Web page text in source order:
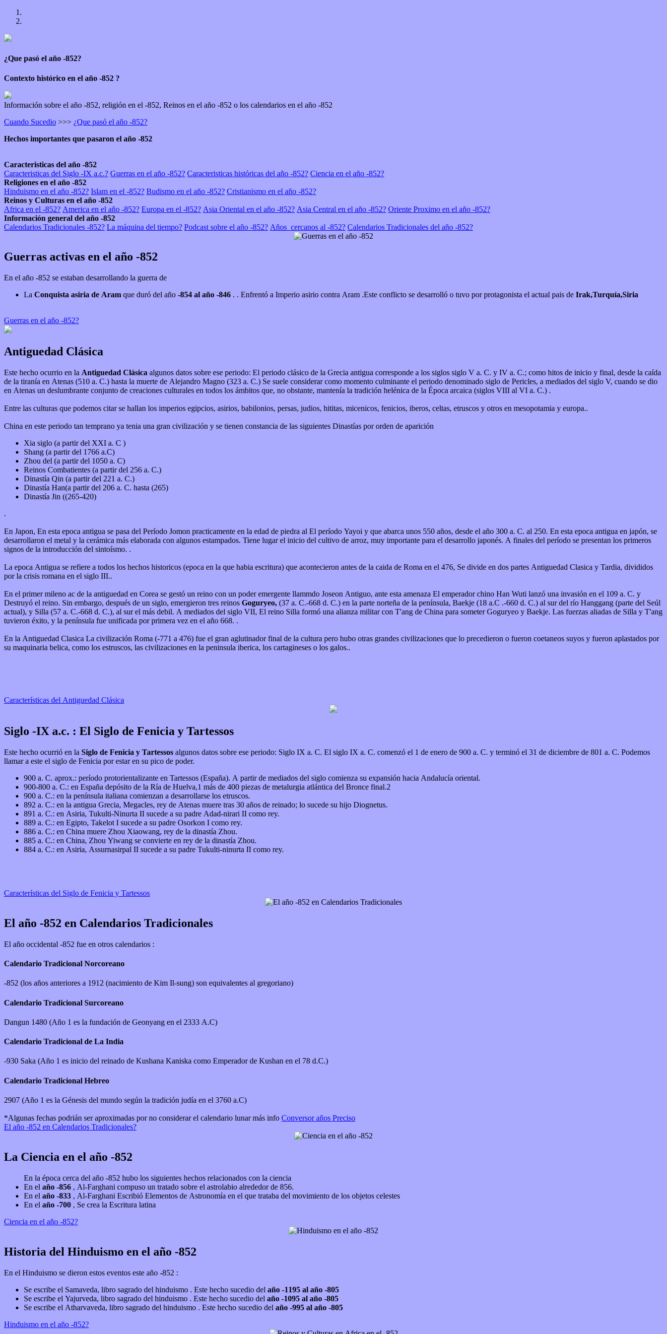
¿Que pasó el año -852?
Contexto histórico en el año -852 ?
Información sobre el año -852, religión en el -852, Reinos en el año -852 o los calendarios en el año -852
Cuando Sucedio >>> ¿Que pasó el año -852?
Hechos importantes que pasaron el año -852
Caracteristicas del año -852
Caracteristicas del Siglo -IX a.c.? Guerras en el año -852? Caracteristicas históricas del año -852? Ciencia en el año -852?
Religiones en el año -852
Hinduismo en el año -852? Islam en el -852? Budismo en el año -852? Cristianismo en el año -852?
Reinos y Culturas en el año -852
Africa en el -852? America en el año -852? Europa en el -852? Asia Oriental en el año -852? Asia Central en el año -852? Oriente Proximo en el año -852?
Información general del año -852
Calendarios Tradicionales -852? La máquina del tiempo? Podcast sobre el año -852? Años_cercanos al -852? Calendarios Tradicionales del año -852?
Guerras activas en el año -852
En el año -852 se estaban desarrollando la guerra de
La Conquista asiria de Aram que duró del año -854 al año -846 . . Enfrentó a Imperio asirio contra Aram .Este conflicto se desarrolló o tuvo por protagonista el actual pais de Irak,Turquía,Siria
Guerras en el año -852?
Antiguedad Clásica
Este hecho ocurrio en la Antiguedad Clásica algunos datos sobre ese periodo: El periodo clásico de la Grecia antigua corresponde a los siglos siglo V a. C. y IV a. C.; como hitos de inicio y final, desde la caída
de la tiranía en Atenas (510 a. C.) hasta la muerte de Alejandro Magno (323 a. C.) Se suele considerar como momento culminante el periodo denominado siglo de Pericles, a mediados del siglo V, cuando se dio
en Atenas un deslumbrante conjunto de creaciones culturales en todos los ámbitos que, no obstante, mantenía la tradición helénica de la Época arcaica (siglos VIII al VI a. C.) .
Entre las culturas que podemos citar se hallan los imperios egipcios, asirios, babilonios, persas, judios, hititas, micenicos, fenicios, iberos, celtas, etruscos y otros en mesopotamia y europa..
China en este periodo tan temprano ya tenia una gran civilización y se tienen constancia de las siguientes Dinastías por orden de aparición
Xia siglo (a partir del XXI a. C )
Shang (a partir del 1766 a.C)
Zhou del (a partir del 1050 a. C)
Reinos Combatientes (a partir del 256 a. C.)
Dinastía Qin (a partir del 221 a. C.)
Dinastía Han(a partir del 206 a. C. hasta (265)
Dinastía Jin ((265-420)
.
En Japon, En esta epoca antigua se pasa del Período Jomon practicamente en la edad de piedra al El período Yayoi y que abarca unos 550 años, desde el año 300 a. C. al 250. En esta epoca antigua en japón, se
desarrollaron el metal y la cerámica más elaborada con algunos estampados. Tiene lugar el inicio del cultivo de arroz, muy importante para el desarrollo japonés. A finales del período se presentan los primeros
signos de la introducción del sintoísmo. .
La epoca Antigua se refiere a todos los hechos historicos (epoca en la que habia escritura) que acontecieron antes de la caida de Roma en el 476, Se divide en dos partes Antiguedad Clasica y Tardia, divididos
por la crisis romana en el siglo III..
En el primer mileno ac de la antiguedad en Corea se gestó un reino con un poder emergente llammdo Joseon Antiguo, ante esta amenaza El emperador chino Han Wuti lanzó una invasión en el 109 a. C. y
Destruyó el reino. Sin embargo, después de un siglo, emergieron tres reinos Goguryeo, (37 a. C.-668 d. C.) en la parte norteña de la península, Baekje (18 a.C .-660 d. C.) al sur del río Hanggang (parte del Seúl
actual), y Silla (57 a. C.-668 d. C.), al sur el más debil. A mediados del siglo VII, El reino Silla formó una alianza militar con T'ang de China para someter Goguryeo y Baekje. Las fuerzas aliadas de Silla y T'ang
tuvieron éxito, y la península fue unificada por primera vez en el año 668. .
En la Antiguedad Clasica La civilización Roma (-771 a 476) fue el gran aglutinador final de la cultura pero hubo otras grandes civilizaciones que lo precedieron o fueron coetaneos suyos y fueron aplastados por
su maquinaria belica, como los estruscos, las civilizaciones en la peninsula iberica, los cartagineses o los galos..
Características del Antiguedad Clásica
Siglo -IX a.c. : El Siglo de Fenicia y Tartessos
Este hecho ocurrió en la Siglo de Fenicia y Tartessos algunos datos sobre ese periodo: Siglo IX a. C. El siglo IX a. C. comenzó el 1 de enero de 900 a. C. y terminó el 31 de diciembre de 801 a. C. Podemos
llamar a este el siglo de Fenicia por estar en su pico de poder.
900 a. C. aprox.: período protorientalizante en Tartessos (España). A partir de mediados del siglo comienza su expansión hacia Andalucía oriental.
900-800 a. C.: en España depósito de la Ría de Huelva,1​ más de 400 piezas de metalurgia atlántica del Bronce final.2​
900 a. C.: en la península italiana comienzan a desarrollarse los etruscos.
892 a. C.: en la antigua Grecia, Megacles, rey de Atenas muere tras 30 años de reinado; lo sucede su hijo Diognetus.
891 a. C.: en Asiria, Tukulti-Ninurta II sucede a su padre Adad-nirari II como rey.
889 a. C.: en Egipto, Takelot I sucede a su padre Osorkon I como rey.
886 a. C.: en China muere Zhou Xiaowang, rey de la dinastía Zhou.
885 a. C.: en China, Zhou Yiwang se convierte en rey de la dinastía Zhou.
884 a. C.: en Asiria, Assurnasirpal II sucede a su padre Tukulti-ninurta II como rey.
Características del Siglo de Fenicia y Tartessos
El año -852 en Calendarios Tradicionales
El año occidental -852 fue en otros calendarios :
Calendario Tradicional Norcoreano
-852 (los años anteriores a 1912 (nacimiento de Kim Il-sung) son equivalentes al gregoriano)
Calendario Tradicional Surcoreano
Dangun 1480 (Año 1 es la fundación de Geonyang en el 2333 A.C)
Calendario Tradicional de La India
-930 Saka (Año 1 es inicio del reinado de Kushana Kaniska como Emperador de Kushan en el 78 d.C.)
Calendario Tradicional Hebreo
2907 (Año 1 es la Génesis del mundo según la tradición judía en el 3760 a.C)
*Algunas fechas podrián ser aproximadas por no considerar el calendario lunar más info Conversor años Preciso
El año -852 en Calendarios Tradicionales?
La Ciencia en el año -852
En la época cerca del año -852 hubo los siguientes hechos relacionados con la ciencia
En el año -856
, Al-Farghani compuso un tratado sobre el astrolabio alrededor de 856.
En el año -833
, Al-Farghani Escribió Elementos de Astronomía en el que trataba del movimiento de los objetos celestes
En el año -700
, Se crea la Escritura latina
Ciencia en el año -852?
Historia del Hinduismo en el año -852
En el Hinduismo se dieron estos eventos este año -852 :
Se escribe el Samaveda, libro sagrado del hinduismo . Este hecho sucedio del año -1195 al año -805
Se escribe el Yajurveda, libro sagrado del hinduismo . Este hecho sucedio del año -1095 al año -805
Se escribe el Atharvaveda, libro sagrado del hinduismo . Este hecho sucedio del año -995 al año -805
Hinduismo en el año -852?